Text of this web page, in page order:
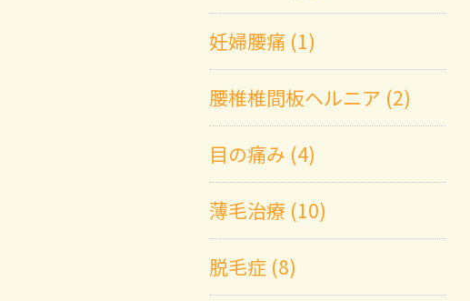
妊婦腰痛 (1)
腰椎椎間板ヘルニア (2)
目の痛み (4)
薄毛治療 (10)
脱毛症 (8)